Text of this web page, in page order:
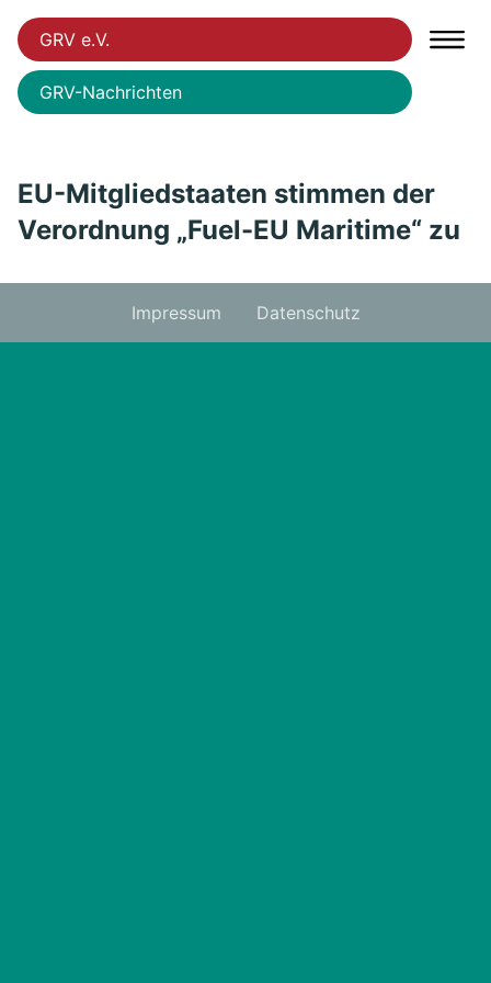
GRV e.V.
GRV-Nachrichten
EU-Mitgliedstaaten stimmen der
Verordnung „Fuel-EU Maritime“ zu
Impressum Datenschutz